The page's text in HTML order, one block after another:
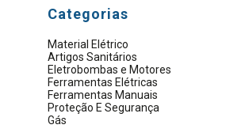
Categorias
Material Elétrico
Artigos Sanitários
Eletrobombas e Motores
Ferramentas Elétricas
Ferramentas Manuais
Proteção E Segurança
Gás